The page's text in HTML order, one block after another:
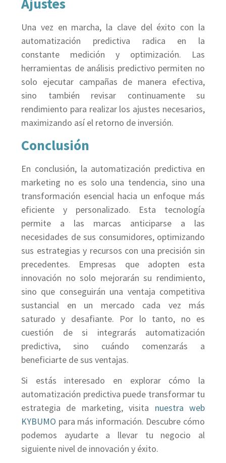
Ajustes
Una vez en marcha, la clave del éxito con la
automatización predictiva radica en la
constante medición y optimización. Las
herramientas de análisis predictivo permiten no
solo ejecutar campañas de manera efectiva,
sino también revisar continuamente su
rendimiento para realizar los ajustes necesarios,
maximizando así el retorno de inversión.
Conclusión
En conclusión, la automatización predictiva en
marketing no es solo una tendencia, sino una
transformación esencial hacia un enfoque más
eficiente y personalizado. Esta tecnología
permite a las marcas anticiparse a las
necesidades de sus consumidores, optimizando
sus estrategias y recursos con una precisión sin
precedentes. Empresas que adopten esta
innovación no solo mejorarán su rendimiento,
sino que conseguirán una ventaja competitiva
sustancial en un mercado cada vez más
saturado y desafiante. Por lo tanto, no es
cuestión de si integrarás automatización
predictiva, sino cuándo comenzarás a
beneficiarte de sus ventajas.
Si estás interesado en explorar cómo la
automatización predictiva puede transformar tu
estrategia de marketing, visita nuestra web
KYBUMO para más información. Descubre cómo
podemos ayudarte a llevar tu negocio al
siguiente nivel de innovación y éxito.